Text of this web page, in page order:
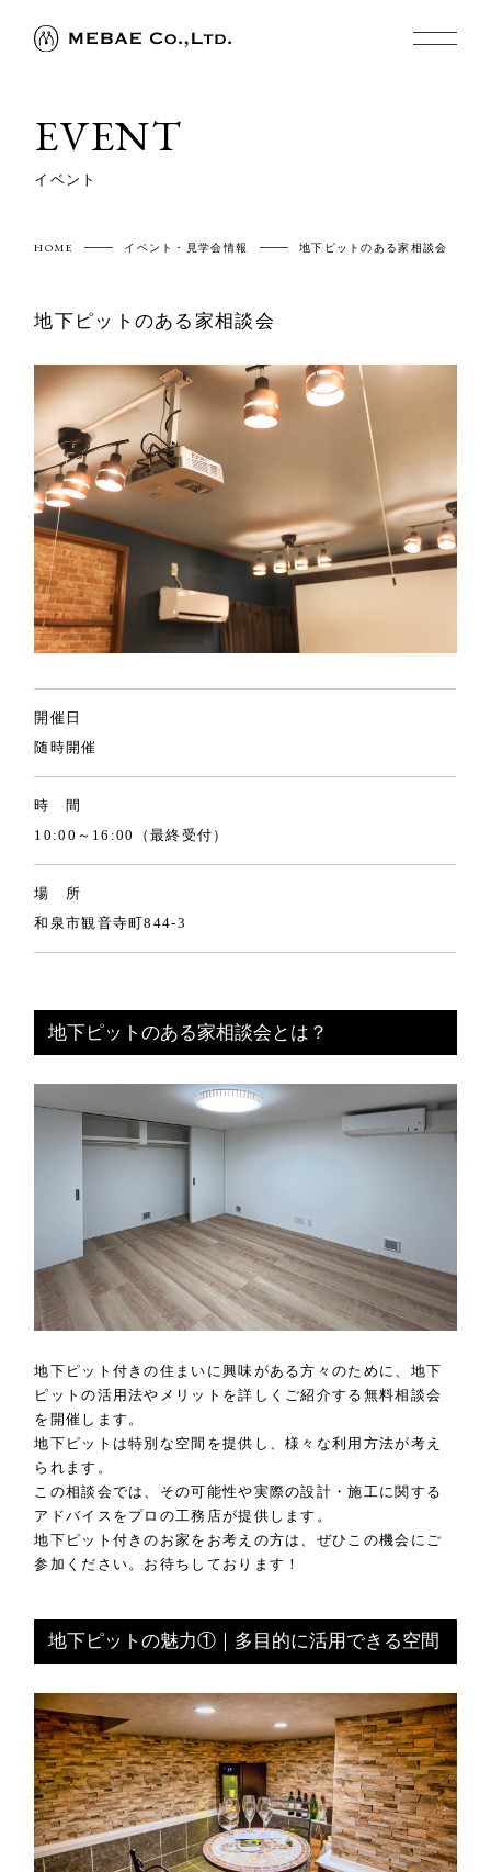
EVENT
イベント
HOME イベント・見学会情報 地下ピットのある家相談会
地下ピットのある家相談会
開催日
随時開催
時 間
10:00～16:00（最終受付）
場 所
和泉市観音寺町844-3
地下ピットのある家相談会とは？
地下ピット付きの住まいに興味がある方々のために、地下
ピットの活用法やメリットを詳しくご紹介する無料相談会
を開催します。
地下ピットは特別な空間を提供し、様々な利用方法が考え
られます。
この相談会では、その可能性や実際の設計・施工に関する
アドバイスをプロの工務店が提供します。
地下ピット付きのお家をお考えの方は、ぜひこの機会にご
参加ください。お待ちしております！
地下ピットの魅力①｜多目的に活用できる空間